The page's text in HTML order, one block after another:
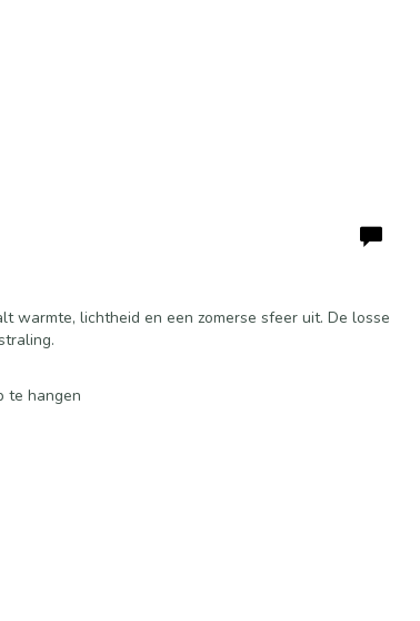
warmte, lichtheid en een zomerse sfeer uit. De losse
te hangen